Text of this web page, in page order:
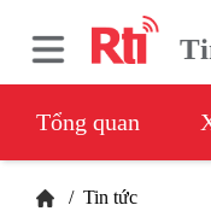
Tổng quan
/ Tin tức